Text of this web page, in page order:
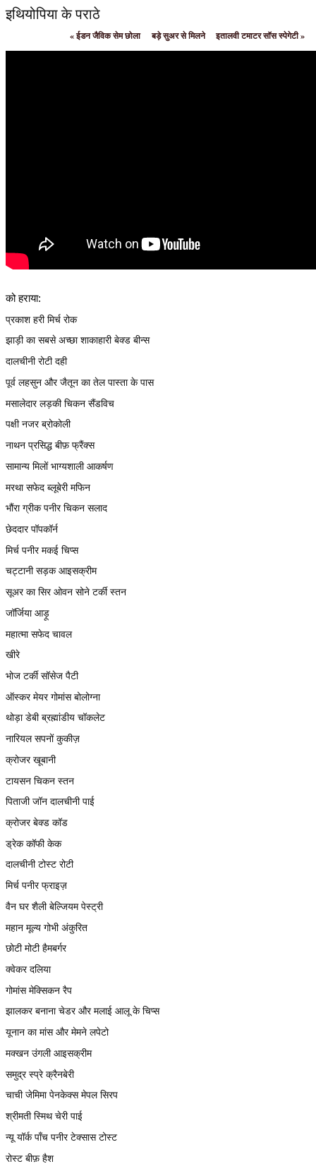
इथियोपिया के पराठे
«ईडन जैविक सेम छोला बड़े सुअर से मिलने इतालवी टमाटर सॉस स्पेगेटी»
को हराया:
प्रकाश हरी मिर्च रोक
झाड़ी का सबसे अच्छा शाकाहारी बेक्ड बीन्स
दालचीनी रोटी दही
पूर्व लहसुन और जैतून का तेल पास्ता के पास
मसालेदार लड़की चिकन सैंडविच
पक्षी नजर ब्रोकोली
नाथन प्रसिद्ध बीफ़ फ्रैंक्स
सामान्य मिलों भाग्यशाली आकर्षण
मरथा सफेद ब्लूबेरी मफिन
भौंरा ग्रीक पनीर चिकन सलाद
छेददार पॉपकॉर्न
मिर्च पनीर मकई चिप्स
चट्टानी सड़क आइसक्रीम
सूअर का सिर ओवन सोने टर्की स्तन
जॉर्जिया आड़ू
महात्मा सफेद चावल
खीरे
भोज टर्की सॉसेज पैटी
ऑस्कर मेयर गोमांस बोलोग्ना
थोड़ा डेबी ब्रह्मांडीय चॉकलेट
नारियल सपनों कुकीज़
क्रोजर खूबानी
टायसन चिकन स्तन
पिताजी जॉन दालचीनी पाई
क्रोजर बेक्ड कॉड
ड्रेक कॉफी केक
दालचीनी टोस्ट रोटी
मिर्च पनीर फ्राइज़
वैन घर शैली बेल्जियम पेस्ट्री
महान मूल्य गोभी अंकुरित
छोटी मोटी हैमबर्गर
क्वेकर दलिया
गोमांस मेक्सिकन रैप
झालकर बनाना चेडर और मलाई आलू के चिप्स
यूनान का मांस और मेमने लपेटो
मक्खन उंगली आइसक्रीम
समुद्र स्प्रे क्रैनबेरी
चाची जेमिमा पेनकेक्स मेपल सिरप
श्रीमती स्मिथ चेरी पाई
न्यू यॉर्क पाँच पनीर टेक्सास टोस्ट
रोस्ट बीफ़ हैश